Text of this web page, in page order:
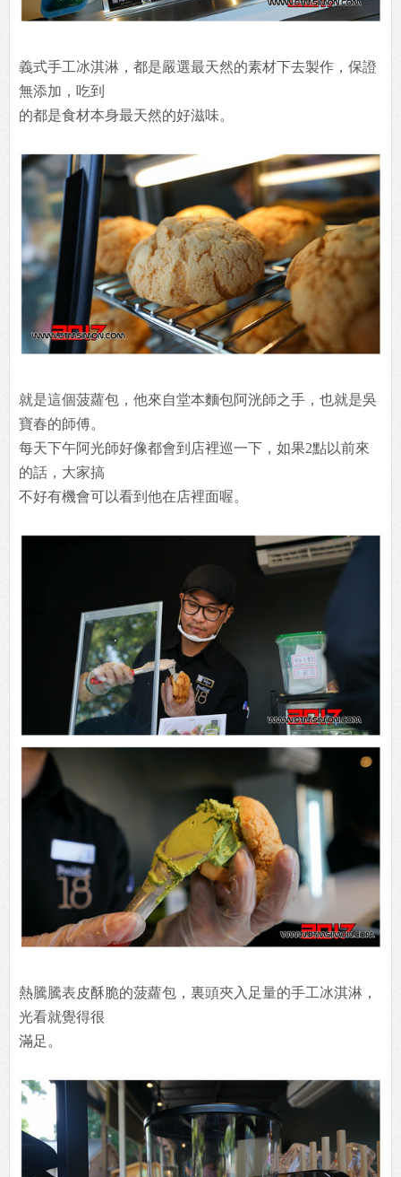
義式手工冰淇淋，都是嚴選最天然的素材下去製作，保證
無添加，吃到
的都是食材本身最天然的好滋味。
就是這個菠蘿包，他來自堂本麵包阿洸師之手，也就是吳
寶春的師傅。
每天下午阿光師好像都會到店裡巡一下，如果2點以前來
的話，大家搞
不好有機會可以看到他在店裡面喔。
熱騰騰表皮酥脆的菠蘿包，裏頭夾入足量的手工冰淇淋，
光看就覺得很
滿足。